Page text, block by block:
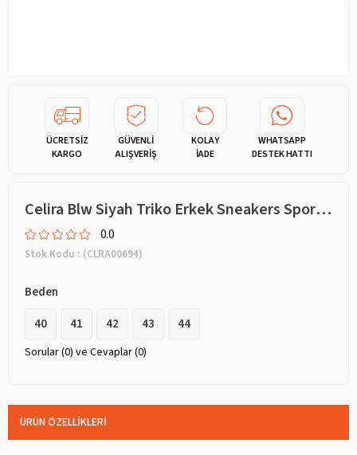
ÜCRETSİZ
KARGO
GÜVENLİ
ALIŞVERİŞ
KOLAY
İADE
WHATSAPP
DESTEK HATTI
Celira Blw Siyah Triko Erkek Sneakers Spor Ayakkabı
0.0
Stok Kodu (CLRA00694)
Beden
40
41 42 43 44
Sorular (0) ve Cevaplar (0)
ÜRÜN ÖZELLIKLERI